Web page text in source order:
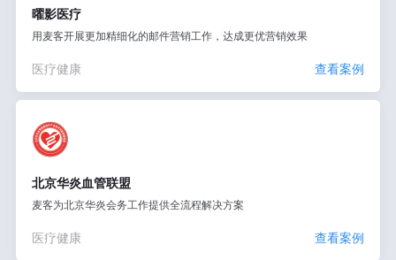
曜影医疗
用麦客开展更加精细化的邮件营销工作，达成更优营销效果
医疗健康 查看案例
北京华炎血管联盟
麦客为北京华炎会务工作提供全流程解决方案
医疗健康 查看案例